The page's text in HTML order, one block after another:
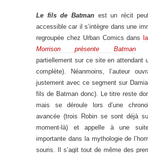
Le fils de Batmanest un récit
accessible car il s’intègre dans une
regroupée chez Urban Comics dans
Morrison présente Batman
partiellement sur ce site en attendant
complète). Néanmoins, l’auteur
justement avec ce segment sur
fils de Batman donc). Le titre reste
mais se déroule lors d’une
avancée (trois Robin se sont déjà
moment-là) et appelle à une
importante dans la mythologie de
souris. Il s’agit tout de même des